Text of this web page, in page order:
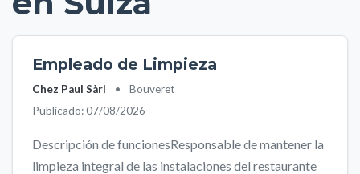
Empleado de Limpieza
Chez Paul Sàrl •
Bouveret
Publicado: 07/08/2026
Descripción de funcionesResponsable de mantener la
limpieza integral de las instalaciones del restaurante